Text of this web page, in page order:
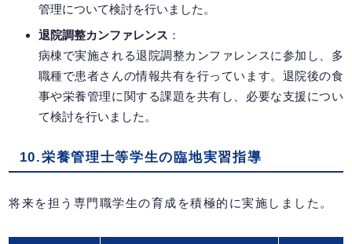
管理について検討を行いました。
退院調整カンファレンス ：
病棟で実施される退院調整カンファレンスに参加し、多
職種で患者さんの情報共有を行っています。退院後の食
事や栄養管理に関する課題を共有し、必要な支援につい
て検討を行いました。
10.栄養管理士等学生の臨地実習指導
将来を担う専門職学生の育成を積極的に実施しました。